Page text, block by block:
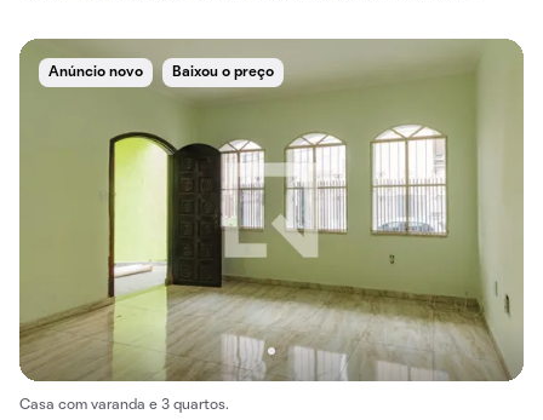
Anúncio novo Baixou o preço
Casa com varanda e 3 quartos.